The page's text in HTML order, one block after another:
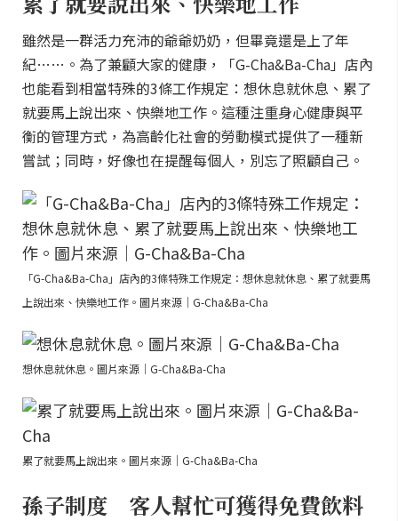
雖然是一群活力充沛的爺爺奶奶，但畢竟還是上了年
紀……。為了兼顧大家的健康，「G-Cha&Ba-Cha」店內
也能看到相當特殊的3條工作規定：想休息就休息、累了
就要馬上說出來、快樂地工作。這種注重身心健康與平
衡的管理方式，為高齡化社會的勞動模式提供了一種新
嘗試；同時，好像也在提醒每個人，別忘了照顧自己。
「G-Cha&Ba-Cha」店內的3條特殊工作規定：想休息就休息、累了就要馬
上說出來、快樂地工作。圖片來源｜G-Cha&Ba-Cha
想休息就休息。圖片來源｜G-Cha&Ba-Cha
累了就要馬上說出來。圖片來源｜G-Cha&Ba-Cha
孫子制度 客人幫忙可獲得免費飲料